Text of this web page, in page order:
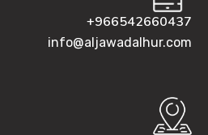
966542660437+
info@aljawadalhur.com